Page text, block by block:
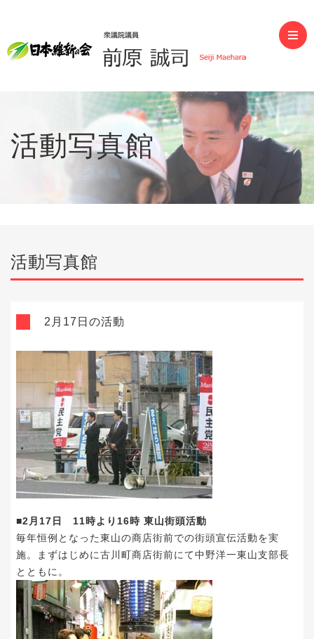
前原誠司（衆議院議員）
活動写真館
活動写真館
2月17日の活動
■2月17日 11時より16時 東山街頭活動
毎年恒例となった東山の商店街前での街頭宣伝活動を実
施。まずはじめに古川町商店街前にて中野洋一東山支部長
とともに。